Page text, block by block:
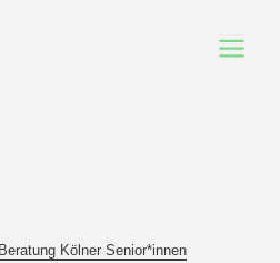
Main
Kölner Senior*innen